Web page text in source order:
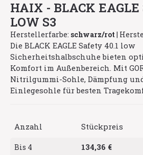
HAIX - BLACK
LOW S3
Herstellerfarbe: schwarz/rot |
Die BLACK EAGLE Safety 40.1 low
Sicherheitshalbschuhe bieten
Komfort im Außenbereich. Mit
Nitrilgummi-Sohle, Dämpfung
Einlegesohle für besten
Anzahl Stückpreis
Bis 4 134,36 €